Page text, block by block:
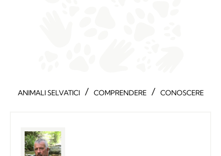
ANIMALI SELVATICI / COMPRENDERE / CONOSCERE